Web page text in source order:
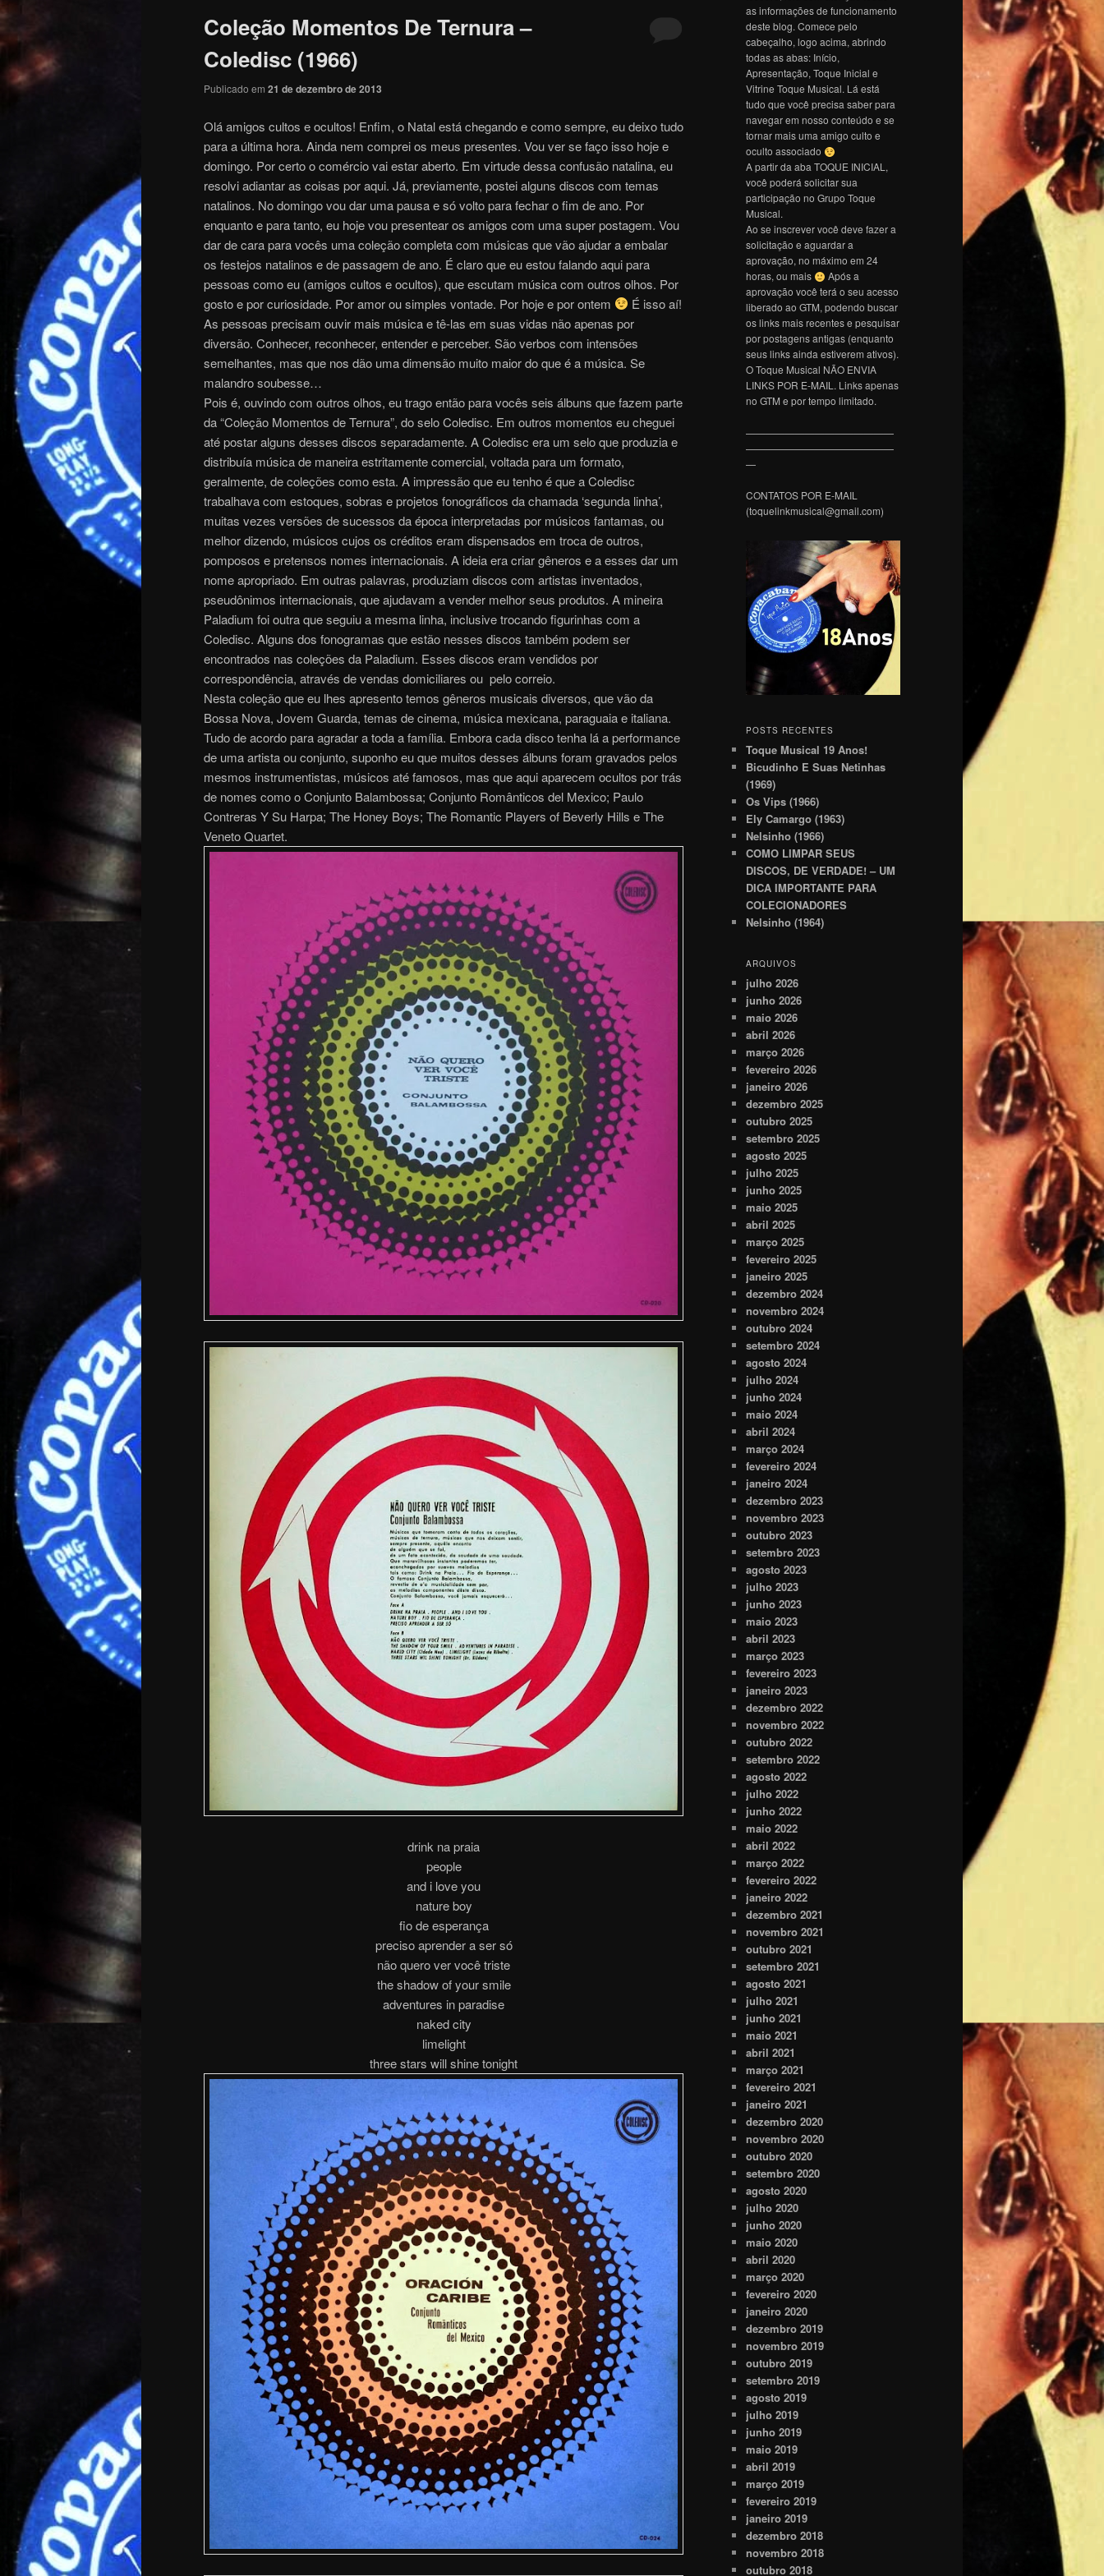
Coleção Momentos De Ternura –
Coledisc (1966)
Publicado em 21 de dezembro de 2013
Olá amigos cultos e ocultos! Enfim, o Natal está chegando e como sempre, eu deixo tudo
para a última hora. Ainda nem comprei os meus presentes. Vou ver se faço isso hoje e
domingo. Por certo o comércio vai estar aberto. Em virtude dessa confusão natalina, eu
resolvi adiantar as coisas por aqui. Já, previamente, postei alguns discos com temas
natalinos. No domingo vou dar uma pausa e só volto para fechar o fim de ano. Por
enquanto e para tanto, eu hoje vou presentear os amigos com uma super postagem. Vou
dar de cara para vocês uma coleção completa com músicas que vão ajudar a embalar
os festejos natalinos e de passagem de ano. É claro que eu estou falando aqui para
pessoas como eu (amigos cultos e ocultos), que escutam música com outros olhos. Por
gosto e por curiosidade. Por amor ou simples vontade. Por hoje e por ontem
É isso aí!
As pessoas precisam ouvir mais música e tê-las em suas vidas não apenas por
diversão. Conhecer, reconhecer, entender e perceber. São verbos com intensões
semelhantes, mas que nos dão uma dimensão muito maior do que é a música. Se
malandro soubesse…
Pois é, ouvindo com outros olhos, eu trago então para vocês seis álbuns que fazem parte
da “Coleção Momentos de Ternura”, do selo Coledisc. Em outros momentos eu cheguei
até postar alguns desses discos separadamente. A Coledisc era um selo que produzia e
distribuía música de maneira estritamente comercial, voltada para um formato,
geralmente, de coleções como esta. A impressão que eu tenho é que a Coledisc
trabalhava com estoques, sobras e projetos fonográficos da chamada ‘segunda linha’,
muitas vezes versões de sucessos da época interpretadas por músicos fantamas, ou
melhor dizendo, músicos cujos os créditos eram dispensados em troca de outros,
pomposos e pretensos nomes internacionais. A ideia era criar gêneros e a esses dar um
nome apropriado. Em outras palavras, produziam discos com artistas inventados,
pseudônimos internacionais, que ajudavam a vender melhor seus produtos. A mineira
Paladium foi outra que seguiu a mesma linha, inclusive trocando figurinhas com a
Coledisc. Alguns dos fonogramas que estão nesses discos também podem ser
encontrados nas coleções da Paladium. Esses discos eram vendidos por
correspondência, através de vendas domiciliares ou pelo correio.
Nesta coleção que eu lhes apresento temos gêneros musicais diversos, que vão da
Bossa Nova, Jovem Guarda, temas de cinema, música mexicana, paraguaia e italiana.
Tudo de acordo para agradar a toda a família. Embora cada disco tenha lá a performance
de uma artista ou conjunto, suponho eu que muitos desses álbuns foram gravados pelos
mesmos instrumentistas, músicos até famosos, mas que aqui aparecem ocultos por trás
de nomes como o Conjunto Balambossa; Conjunto Românticos del Mexico; Paulo
Contreras Y Su Harpa; The Honey Boys; The Romantic Players of Beverly Hills e The
Veneto Quartet.
drink na praia
people
and i love you
nature boy
fio de esperança
preciso aprender a ser só
não quero ver você triste
the shadow of your smile
adventures in paradise
naked city
limelight
three stars will shine tonight
as informações de funcionamento
deste blog. Comece pelo
cabeçalho, logo acima, abrindo
todas as abas: Início,
Apresentação, Toque Inicial e
Vitrine Toque Musical. Lá está
tudo que você precisa saber para
navegar em nosso conteúdo e se
tornar mais uma amigo culto e
oculto associado
A partir da aba TOQUE INICIAL,
você poderá solicitar sua
participação no Grupo Toque
Musical.
Ao se inscrever você deve fazer a
solicitação e aguardar a
aprovação, no máximo em 24
horas, ou mais
Após a
aprovação você terá o seu acesso
liberado ao GTM, podendo buscar
os links mais recentes e pesquisar
por postagens antigas (enquanto
seus links ainda estiverem ativos).
O Toque Musical NÃO ENVIA
LINKS POR E-MAIL. Links apenas
no GTM e por tempo limitado.
———————————————
———————————————
—
CONTATOS POR E-MAIL
(toquelinkmusical@gmail.com)
POSTS RECENTES
Toque Musical 19 Anos!
Bicudinho E Suas Netinhas
(1969)
Os Vips (1966)
Ely Camargo (1963)
Nelsinho (1966)
COMO LIMPAR SEUS
DISCOS, DE VERDADE! – UM
DICA IMPORTANTE PARA
COLECIONADORES
Nelsinho (1964)
ARQUIVOS
julho 2026
junho 2026
maio 2026
abril 2026
março 2026
fevereiro 2026
janeiro 2026
dezembro 2025
outubro 2025
setembro 2025
agosto 2025
julho 2025
junho 2025
maio 2025
abril 2025
março 2025
fevereiro 2025
janeiro 2025
dezembro 2024
novembro 2024
outubro 2024
setembro 2024
agosto 2024
julho 2024
junho 2024
maio 2024
abril 2024
março 2024
fevereiro 2024
janeiro 2024
dezembro 2023
novembro 2023
outubro 2023
setembro 2023
agosto 2023
julho 2023
junho 2023
maio 2023
abril 2023
março 2023
fevereiro 2023
janeiro 2023
dezembro 2022
novembro 2022
outubro 2022
setembro 2022
agosto 2022
julho 2022
junho 2022
maio 2022
abril 2022
março 2022
fevereiro 2022
janeiro 2022
dezembro 2021
novembro 2021
outubro 2021
setembro 2021
agosto 2021
julho 2021
junho 2021
maio 2021
abril 2021
março 2021
fevereiro 2021
janeiro 2021
dezembro 2020
novembro 2020
outubro 2020
setembro 2020
agosto 2020
julho 2020
junho 2020
maio 2020
abril 2020
março 2020
fevereiro 2020
janeiro 2020
dezembro 2019
novembro 2019
outubro 2019
setembro 2019
agosto 2019
julho 2019
junho 2019
maio 2019
abril 2019
março 2019
fevereiro 2019
janeiro 2019
dezembro 2018
novembro 2018
outubro 2018